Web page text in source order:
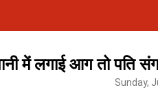
में लगाई आग तो पति
Sunday,